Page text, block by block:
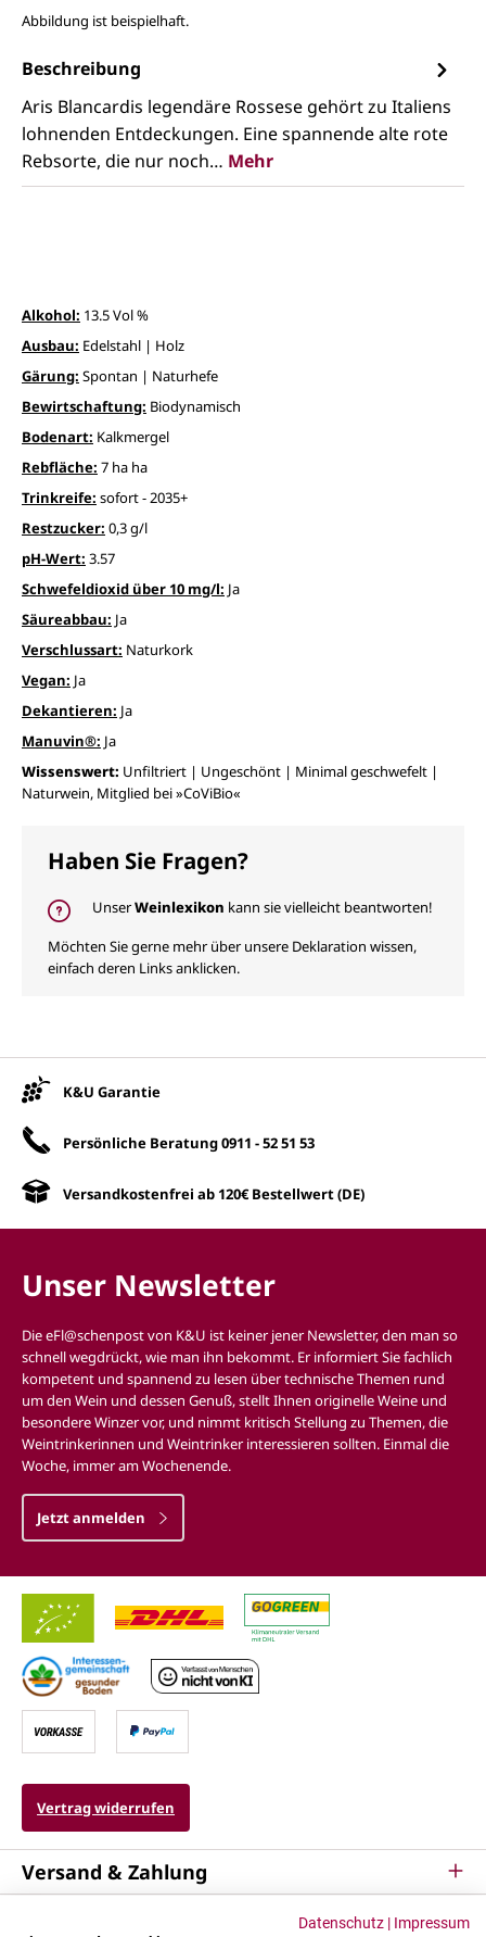
Abbildung ist beispielhaft.
Beschreibung
Aris Blancardis legendäre Rossese gehört zu Italiens
lohnenden Entdeckungen. Eine spannende alte rote
Rebsorte, die nur noch… Mehr
Alkohol: 13.5 Vol %
Ausbau: Edelstahl | Holz
Gärung: Spontan | Naturhefe
Bewirtschaftung: Biodynamisch
Bodenart: Kalkmergel
Rebfläche: 7 ha ha
Trinkreife: sofort - 2035+
Restzucker: 0,3 g/l
pH-Wert: 3.57
Schwefeldioxid über 10 mg/l: Ja
Säureabbau: Ja
Verschlussart: Naturkork
Vegan: Ja
Dekantieren: Ja
Manuvin®: Ja
Wissenswert: Unfiltriert | Ungeschönt | Minimal geschwefelt |
Naturwein, Mitglied bei »CoViBio«
Haben Sie Fragen?
UnserWeinlexikon kann sie vielleicht beantworten!
Möchten Sie gerne mehr über unsere Deklaration wissen,
einfach deren Links anklicken.
K&U Garantie
Persönliche Beratung0911 - 52 51 53
Versandkostenfrei ab 120€ Bestellwert (DE)
Unser Newsletter
Die eFl@schenpost von K&U ist keiner jener Newsletter, den man so
schnell wegdrückt, wie man ihn bekommt. Er informiert Sie fachlich
kompetent und spannend zu lesen über technische Themen rund
um den Wein und dessen Genuß, stellt Ihnen originelle Weine und
besondere Winzer vor, und nimmt kritisch Stellung zu Themen, die
Weintrinkerinnen und Weintrinker interessieren sollten. Einmal die
Woche, immer am Wochenende.
Jetzt anmelden
Vertrag widerrufen
Versand & Zahlung
Datenschutz | Impressum